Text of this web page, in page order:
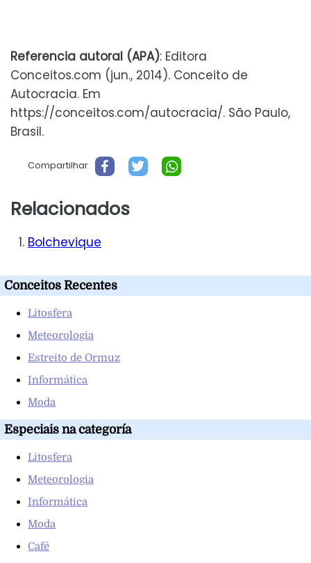
Referencia autoral (APA): Editora
Conceitos.com (jun., 2014). Conceito de
Autocracia. Em
https://conceitos.com/autocracia/. São Paulo,
Brasil.
Compartilhar
Relacionados
Bolchevique
Conceitos Recentes
Litosfera
Meteorologia
Estreito de Ormuz
Informática
Moda
Especiais na categoría
Litosfera
Meteorologia
Informática
Moda
Café